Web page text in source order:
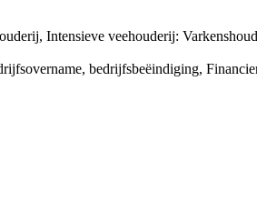
Intensieve veehouderij:
bedrijfsbeëindiging,